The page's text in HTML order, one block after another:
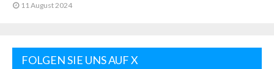
11 August 2024
FOLGEN SIE UNS AUF X